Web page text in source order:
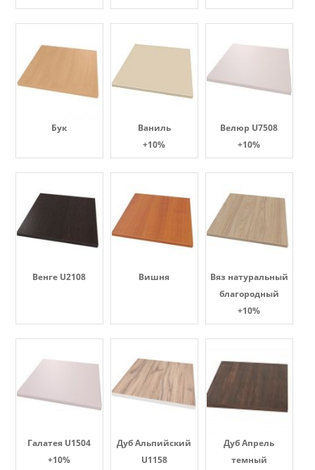
Бук
Ваниль
+10%
Велюр U7508
+10%
Венге U2108 Вишня
Вяз натуральный
благородный
+10%
Галатея U1504
+10%
Дуб Альпийский
U1158
Дуб Апрель
темный